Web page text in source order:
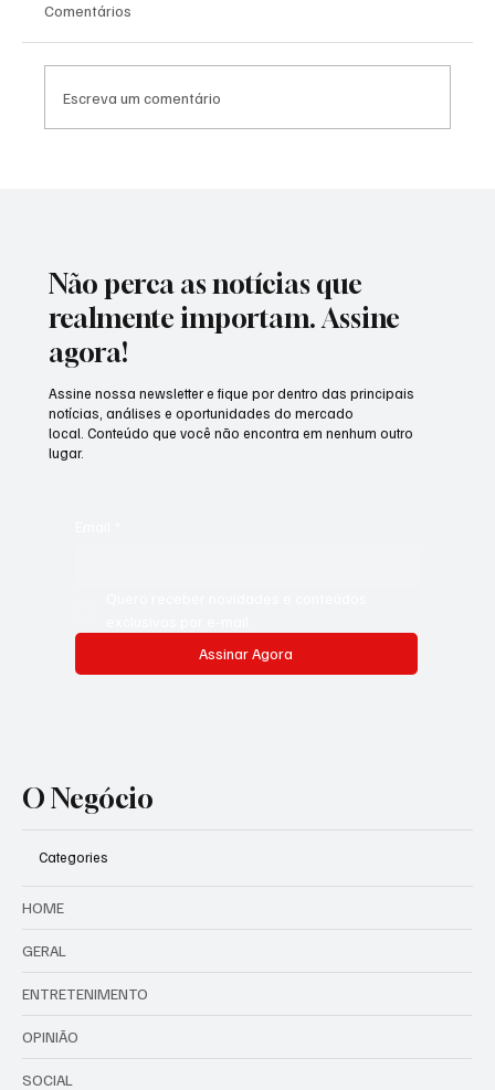
Comentários
Escreva um comentário
Não perca as notícias que
realmente importam. Assine
agora!
Assinar Agora
Assine nossa newsletter e fique por dentro das principais
notícias, análises e oportunidades do mercado
local. Conteúdo que você não encontra em nenhum outro
lugar.
O Negócio
Categories
HOME
GERAL
ENTRETENIMENTO
OPINIÃO
SOCIAL